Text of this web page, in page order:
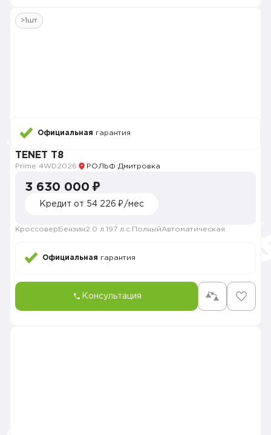
>1шт
Официальная гарантия
TENET T8
Prime 4WD2026 РОЛЬФ Дмитровка
3 630 000 ₽
Кредит от 54 226 ₽/мес
Кроссовер Бензин2.0 л. 197 л.с. ПолныйАвтоматическая
Официальная гарантия
Консультация